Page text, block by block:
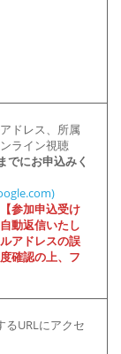
ドレス、所属
ライン視聴
でにお申込みく
参加申込受け
動返信いたし
アドレスの誤
確認の上、フ
るURLにアクセ